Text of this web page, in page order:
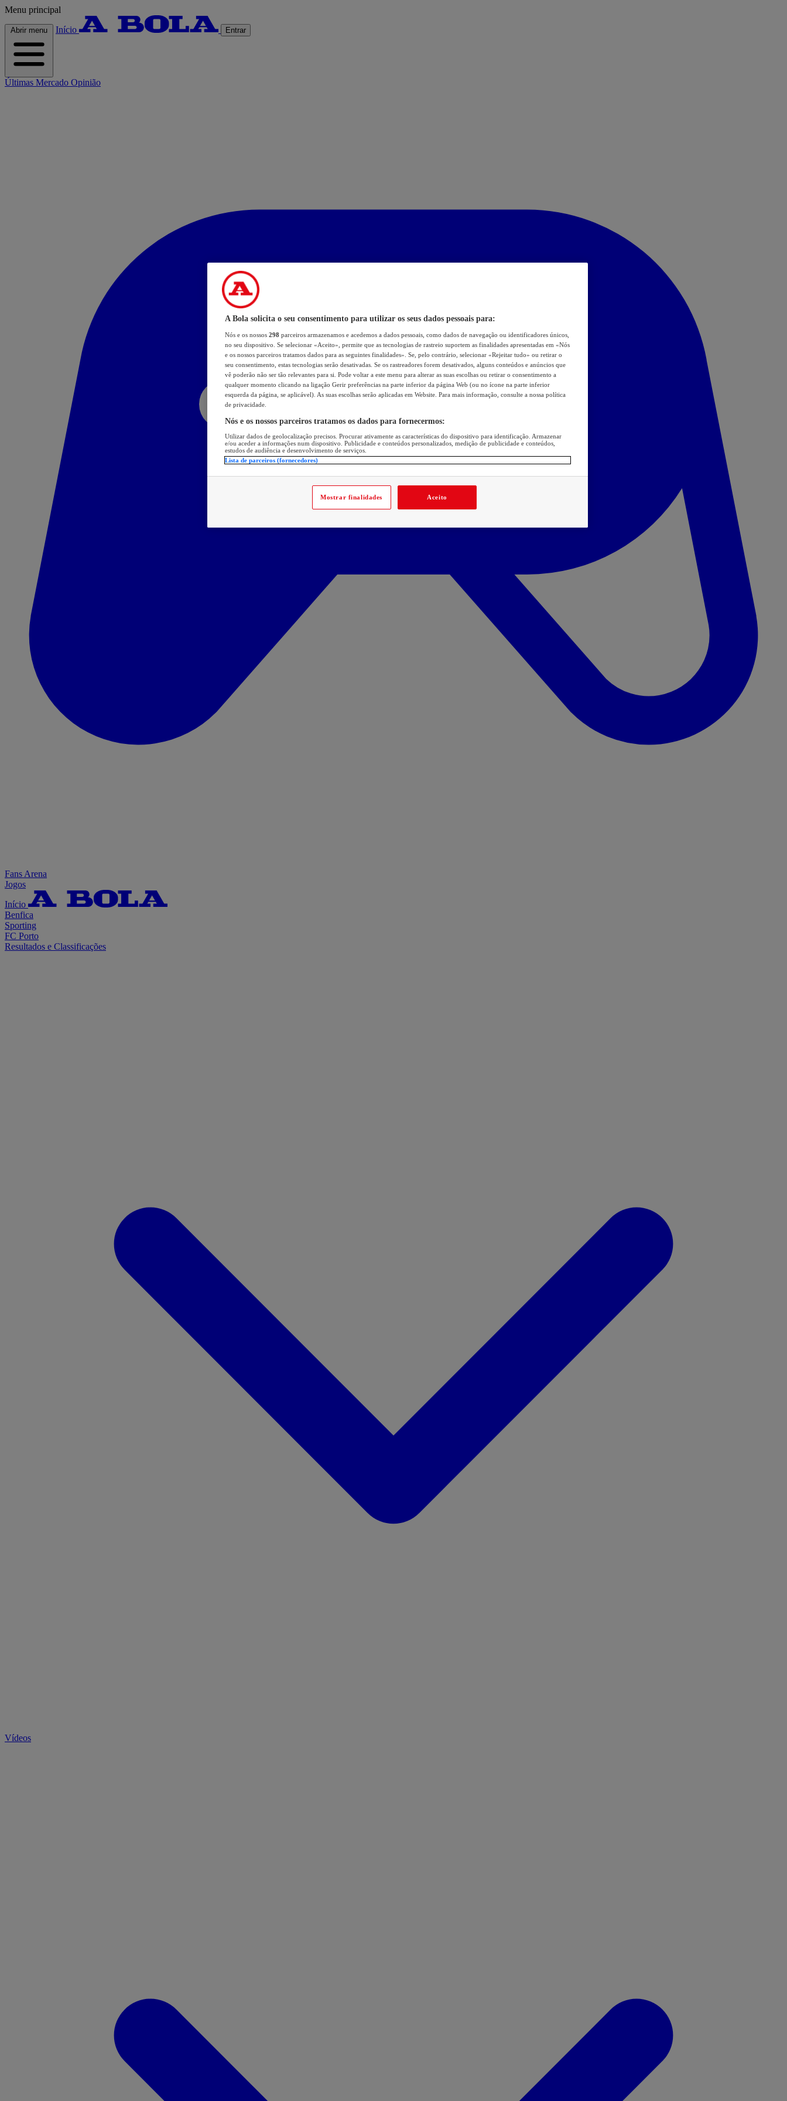
Menu principal
Abrir menu Início Entrar
Últimas Mercado Opinião
Fans Arena
Jogos
Início
Benfica
Sporting
FC Porto
Resultados e Classificações
Vídeos
A Bola solicita o seu consentimento para utilizar os seus dados pessoais para:
Nós e os nossos 298 parceiros armazenamos e acedemos a dados pessoais, como dados de navegação ou identificadores únicos,
no seu dispositivo. Se selecionar «Aceito», permite que as tecnologias de rastreio suportem as finalidades apresentadas em «Nós
e os nossos parceiros tratamos dados para as seguintes finalidades». Se, pelo contrário, selecionar «Rejeitar tudo» ou retirar o
seu consentimento, estas tecnologias serão desativadas. Se os rastreadores forem desativados, alguns conteúdos e anúncios que
vê poderão não ser tão relevantes para si. Pode voltar a este menu para alterar as suas escolhas ou retirar o consentimento a
qualquer momento clicando na ligação Gerir preferências na parte inferior da página Web (ou no ícone na parte inferior
esquerda da página, se aplicável). As suas escolhas serão aplicadas em Website. Para mais informação, consulte a nossa política
de privacidade.
Nós e os nossos parceiros tratamos os dados para fornecermos:
Utilizar dados de geolocalização precisos. Procurar ativamente as características do dispositivo para identificação. Armazenar
e/ou aceder a informações num dispositivo. Publicidade e conteúdos personalizados, medição de publicidade e conteúdos,
estudos de audiência e desenvolvimento de serviços.
Lista de parceiros (fornecedores)
Mostrar finalidades Aceito